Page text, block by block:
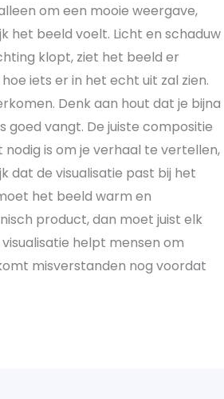
om een mooie weergave,
het beeld voelt. Licht en schaduw
klopt, ziet het beeld er
iets er in het echt uit zal zien.
Denk aan hout dat je bijna
vangt. De juiste compositie
is om je verhaal te vertellen,
dat de visualisatie past bij het
het beeld warm en
product, dan moet juist elk
helpt mensen om
misverstanden nog voordat